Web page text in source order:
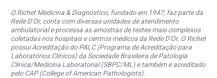
O Richet Medicina & Diagnóstico, fundado em 1947, faz parte da
Rede D’Or, conta com diversas unidades de atendimento
ambulatorial e processa as amostras de testes mais complexos
coletadas nos hospitais e centros médicos da Rede D’Or. O Richet
possui Acreditação do PALC (Programa de Acreditação para
Laboratórios Clínicos) da Sociedade Brasileira de Patologia
Clínica/Medicina Laboratorial (SBPC/ML) e também é acreditado
pelo CAP (College of American Pathologists).